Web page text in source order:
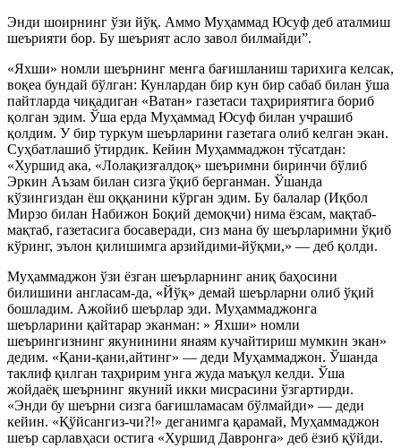
Энди шоирнинг ўзи йўқ. Аммо Муҳаммад Юсуф деб аталмиш
шеърияти бор. Бу шеърият асло завол билмайди”.
«Яхши» номли шеърнинг менга бағишланиш тарихига келсак,
воқеа бундай бўлган: Кунлардан бир кун бир сабаб билан ўша
пайтларда чиқадиган «Ватан» газетаси таҳририятига бориб
қолган эдим. Ўша ерда Муҳаммад Юсуф билан учрашиб
қолдим. У бир туркум шеърларини газетага олиб келган экан.
Суҳбатлашиб ўтирдик. Кейин Муҳаммаджон тўсатдан:
«Хуршид ака, «Лолақизғалдоқ» шеъримни биринчи бўлиб
Эркин Аъзам билан сизга ўқиб берганман. Ўшанда
кўзингиздан ёш оққанини кўрган эдим. Бу балалар (Иқбол
Мирзо билан Набижон Боқий демоқчи) нима ёзсам, мақтаб-
мақтаб, газетасига босаверади, сиз мана бу шеърларимни ўқиб
кўринг, эълон қилишимга арзийдими-йўқми,» — деб қолди.
Муҳаммаджон ўзи ёзган шеърларнинг аниқ баҳосини
билишини англасам-да, «Йўқ» демай шеърларни олиб ўқий
бошладим. Ажойиб шеърлар эди. Муҳаммаджонга
шеърларини қайтарар эканман: » Яхши» номли
шеърингизнинг якунинини янаям кучайтириш мумкин экан»
дедим. «Қани-қани,айтинг» — деди Муҳаммаджон. Ўшанда
таклиф қилган таҳририм унга жуда маъқул келди. Ўша
жойдаёқ шеърнинг якуний икки мисрасини ўзгартирди.
«Энди бу шеърни сизга бағишламасам бўлмайди» — деди
кейин. «Қўйсангиз-чи?!» деганимга қарамай, Муҳаммаджон
шеър сарлавҳаси остига «Хуршид Давронга» деб ёзиб қўйди.